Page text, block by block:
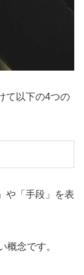
て以下の4つの
や「手段」を表
概念です。